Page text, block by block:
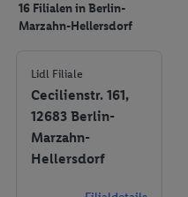
16 Filialen in Berlin-
Marzahn-Hellersdorf
Lidl Filiale
Cecilienstr. 161,
12683 Berlin-
Marzahn-
Hellersdorf